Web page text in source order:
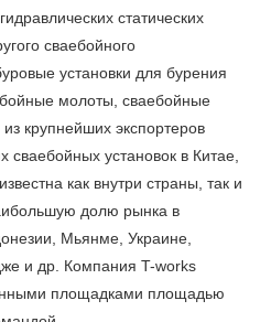
статических
сваебойного
установки для бурения
молоты, сваебойные
крупнейших экспортеров
сваебойных установок в Китае,
как внутри страны, так и
долю рынка в
Мьянме, Украине,
и др. Компания T-works
площадками площадью